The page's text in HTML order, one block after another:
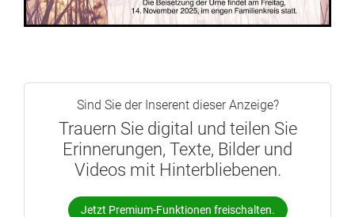
Sind Sie der Inserent dieser Anzeige?
Trauern Sie digital und teilen Sie
Erinnerungen, Texte, Bilder und
Videos mit Hinterbliebenen.
Jetzt Premium-Funktionen freischalten.